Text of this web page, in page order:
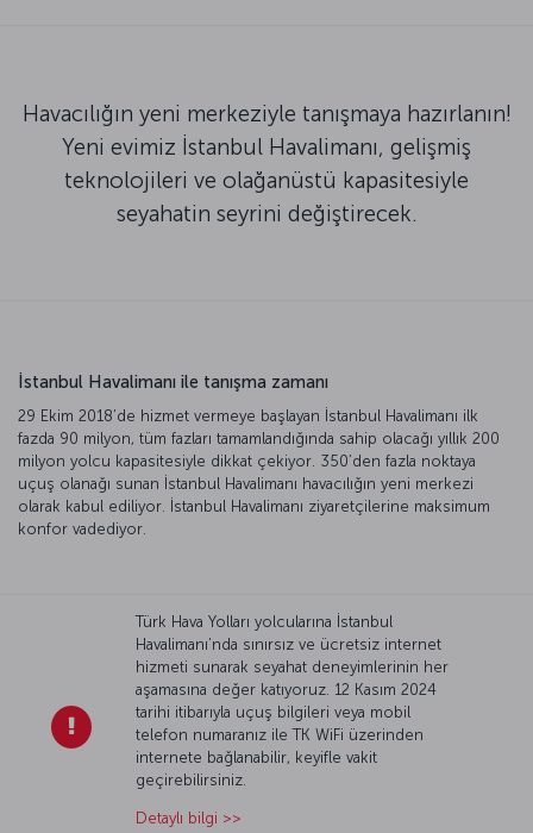
Havacılığın yeni merkeziyle tanışmaya hazırlanın!
Yeni evimiz İstanbul Havalimanı, gelişmiş
teknolojileri ve olağanüstü kapasitesiyle
seyahatin seyrini değiştirecek.
İstanbul Havalimanı ile tanışma zamanı
29 Ekim 2018’de hizmet vermeye başlayan İstanbul Havalimanı ilk
fazda 90 milyon, tüm fazları tamamlandığında sahip olacağı yıllık 200
milyon yolcu kapasitesiyle dikkat çekiyor. 350’den fazla noktaya
uçuş olanağı sunan İstanbul Havalimanı havacılığın yeni merkezi
olarak kabul ediliyor. İstanbul Havalimanı ziyaretçilerine maksimum
konfor vadediyor.
Türk Hava Yolları yolcularına İstanbul
Havalimanı’nda sınırsız ve ücretsiz internet
hizmeti sunarak seyahat deneyimlerinin her
aşamasına değer katıyoruz. 12 Kasım 2024
tarihi itibarıyla uçuş bilgileri veya mobil
telefon numaranız ile TK WiFi üzerinden
internete bağlanabilir, keyifle vakit
geçirebilirsiniz.
Detaylı bilgi >>